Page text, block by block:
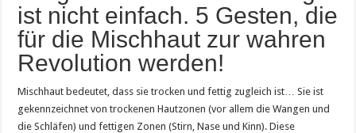
ist nicht einfach. 5 Gesten, die
für die Mischhaut zur wahren
Revolution werden!
Mischhaut bedeutet, dass sie trocken und fettig zugleich ist… Sie ist
gekennzeichnet von trockenen Hautzonen (vor allem die Wangen und
die Schläfen) und fettigen Zonen (Stirn, Nase und Kinn). Diese